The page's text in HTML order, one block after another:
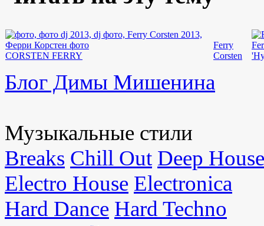
CORSTEN FERRY
Ferry
Corsten
Блог Димы Мишенина
Музыкальные стили
Breaks Chill Out Deep House
Electro House Electronica
Hard Dance Hard Techno